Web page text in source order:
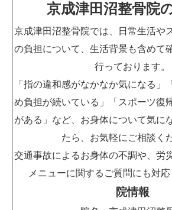
京成津田沼整骨院
京成津田沼整骨院では、日常生活や
の負担について、生活背景も含めて
行っております。
「指の違和感がなかなか気になる」
め負担が続いている」「スポーツ復
がある」など、お身体について気に
たら、お気軽にご相談く
交通事故によるお身体の不調や、労
メニューに関するご質問にも対応
院情報